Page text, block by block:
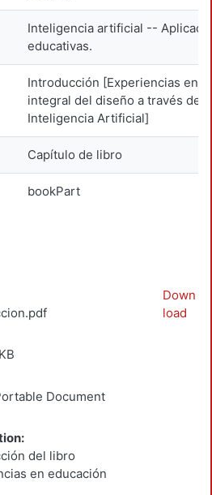
Inteligencia artificial --
educativas.
Introducción [Experiencias en
integral del diseño a través de
Inteligencia Artificial]
Capítulo de libro
bookPart
Document
del libro
en educación
Down
load